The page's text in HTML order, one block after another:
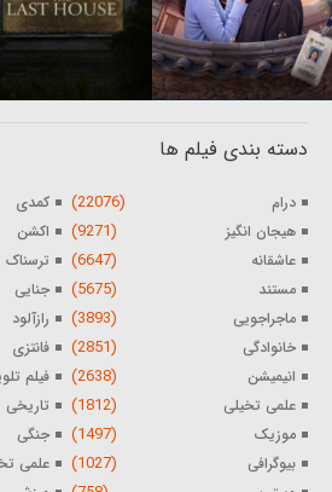
دسته بندی فیلم ها
درام (22076) کمدی
هیجان انگیز (9271) اکشن
عاشقانه (6647) ترسناک
مستند (5675) جنایی
ماجراجویی (3893) رازآلود
خانوادگی (2851) فانتزی
انیمیشن (2638) فیلم
علمی تخیلی (1812) تاریخی
موزیک (1497) جنگی
بیوگرافی (1027) علمی